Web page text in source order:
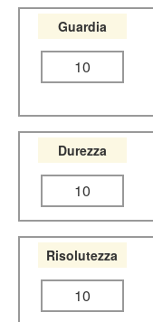
Guardia
10
Durezza
10
Risolutezza
10